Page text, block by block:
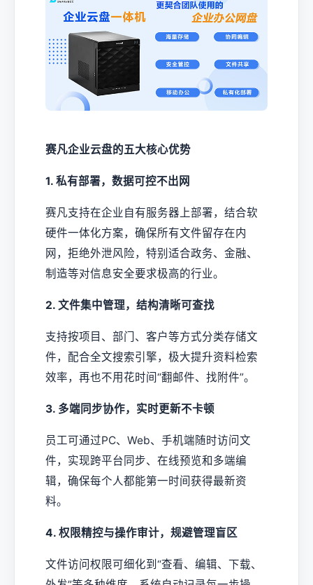
赛凡企业云盘的五大核心优势
1. 私有部署，数据可控不出网
赛凡支持在企业自有服务器上部署，结合软
硬件一体化方案，确保所有文件留存在内
网，拒绝外泄风险，特别适合政务、金融、
制造等对信息安全要求极高的行业。
2. 文件集中管理，结构清晰可查找
支持按项目、部门、客户等方式分类存储文
件，配合全文搜索引擎，极大提升资料检索
效率，再也不用花时间“翻邮件、找附件”。
3. 多端同步协作，实时更新不卡顿
员工可通过PC、Web、手机端随时访问文
件，实现跨平台同步、在线预览和多端编
辑，确保每个人都能第一时间获得最新资
料。
4. 权限精控与操作审计，规避管理盲区
文件访问权限可细化到“查看、编辑、下载、